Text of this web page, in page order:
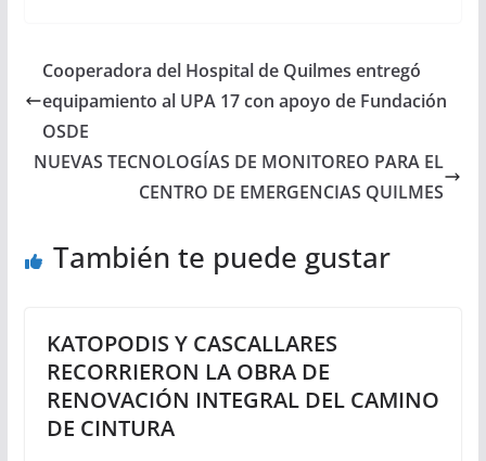
Cooperadora del Hospital de Quilmes entregó
equipamiento al UPA 17 con apoyo de Fundación
OSDE
NUEVAS TECNOLOGÍAS DE MONITOREO PARA EL
CENTRO DE EMERGENCIAS QUILMES
También te puede gustar
KATOPODIS Y CASCALLARES
RECORRIERON LA OBRA DE
RENOVACIÓN INTEGRAL DEL CAMINO
DE CINTURA